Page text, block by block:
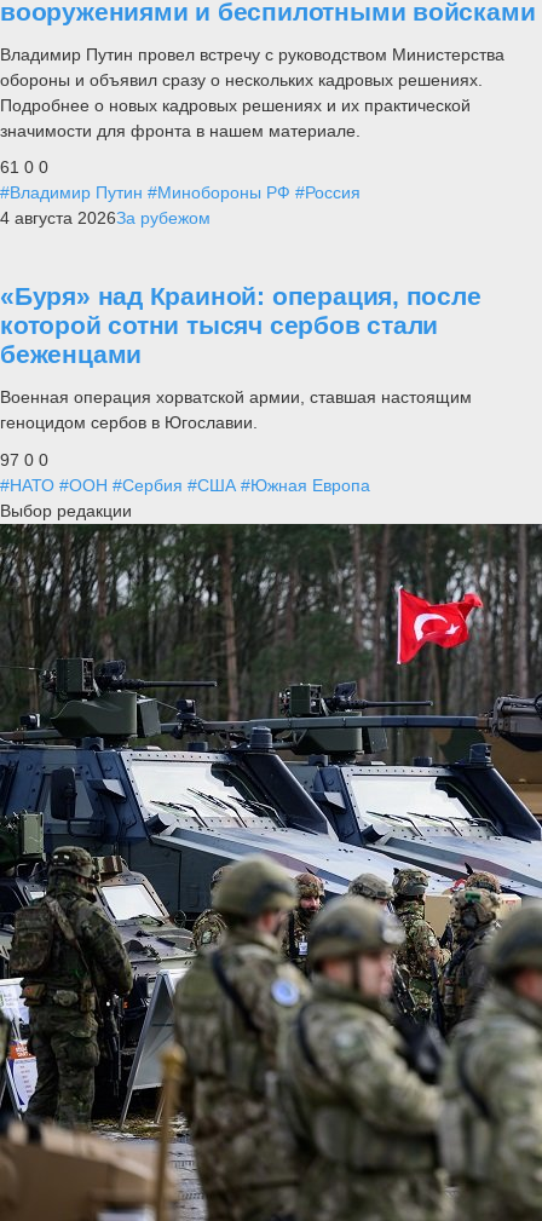
вооружениями и беспилотными войсками
Владимир Путин провел встречу с руководством Министерства
обороны и объявил сразу о нескольких кадровых решениях.
Подробнее о новых кадровых решениях и их практической
значимости для фронта в нашем материале.
61 0 0
#Владимир Путин #Минобороны РФ #Россия
4 августа 2026За рубежом
«Буря» над Краиной: операция, после
которой сотни тысяч сербов стали
беженцами
Военная операция хорватской армии, ставшая настоящим
геноцидом сербов в Югославии.
97 0 0
#НАТО #ООН #Сербия #США #Южная Европа
Выбор редакции